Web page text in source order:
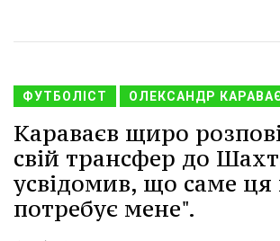
ФУТБОЛІСТ ОЛЕКСАНДР
Караваєв щиро
свій трансфер до
усвідомив, що саме
потребує мене".